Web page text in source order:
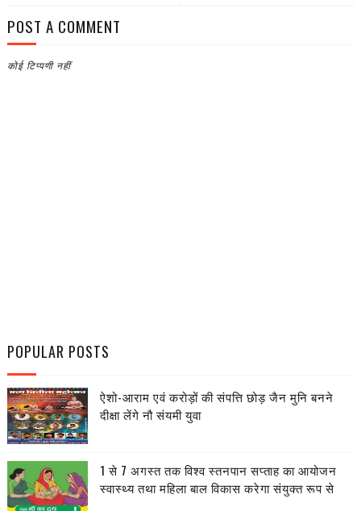
POST A COMMENT
कोई टिप्पणी नहीं
POPULAR POSTS
ऐशो-आराम एवं करोड़ों की संपत्ति छोड़ जैन मुनि बनने
दीक्षा लेंगे नौ संयमी युवा
1 से 7 अगस्त तक विश्व स्तनपान सप्ताह का आयोजन
स्वास्थ्य तथा महिला बाल विकास करेगा संयुक्त रूप से